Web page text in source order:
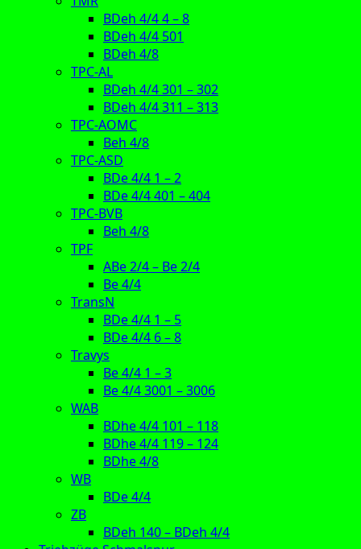
BDeh 4/4 4 – 8
BDeh 4/4 501
BDeh 4/8
TPC-AL
BDeh 4/4 301 – 302
BDeh 4/4 311 – 313
TPC-AOMC
Beh 4/8
TPC-ASD
BDe 4/4 1 – 2
BDe 4/4 401 – 404
TPC-BVB
Beh 4/8
TPF
ABe 2/4 – Be 2/4
Be 4/4
TransN
BDe 4/4 1 – 5
BDe 4/4 6 – 8
Travys
Be 4/4 1 – 3
Be 4/4 3001 – 3006
WAB
BDhe 4/4 101 – 118
BDhe 4/4 119 – 124
BDhe 4/8
WB
BDe 4/4
ZB
BDeh 140 – BDeh 4/4